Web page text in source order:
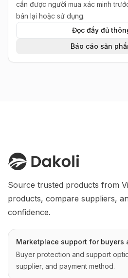
cần được người mua xác minh
bán lại hoặc sử dụng.
Đọc đầy đủ
Báo cáo sản
Source trusted products from
products, compare suppliers,
confidence.
Marketplace support for buyers
Buyer protection and support
supplier, and payment method.